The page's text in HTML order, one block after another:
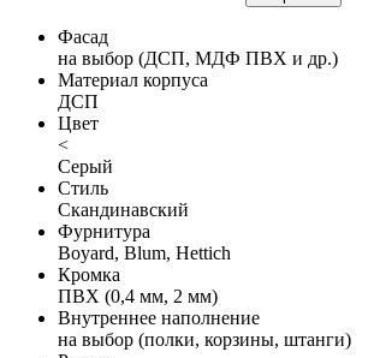
Фасад
на выбор (ДСП, МДФ ПВХ и др.)
Материал корпуса
ДСП
Цвет
<
Серый
Стиль
Скандинавский
Фурнитура
Boyard, Blum, Hettich
Кромка
ПВХ (0,4 мм, 2 мм)
Внутреннее наполнение
на выбор (полки, корзины, штанги)